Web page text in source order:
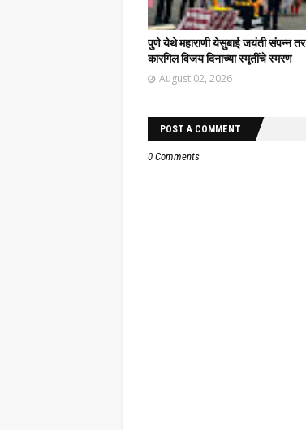
पुणे येथे महाराणी येसुबाई जयंती संपन्न तर
कारगिल विजय दिनाच्या स्मृतींचे स्मरण
August 02, 2026
POST A COMMENT
0 Comments